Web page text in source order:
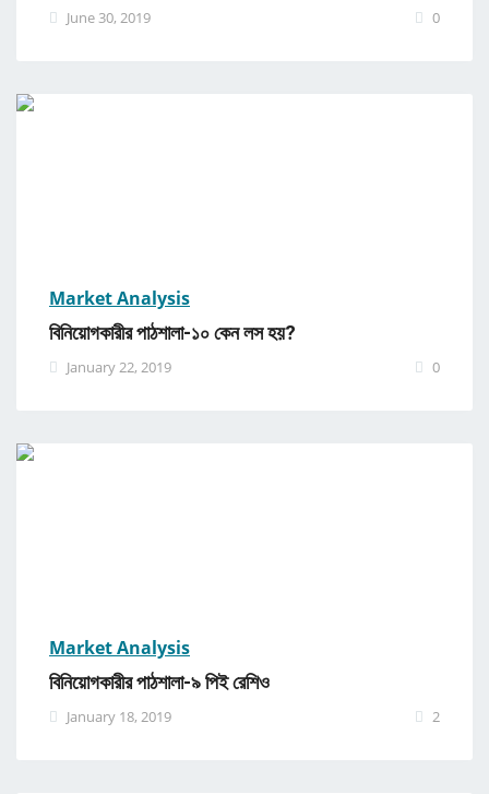
June 30, 2019 0
Market Analysis
বিনিয়োগকারীর পাঠশালা-১০ কেন লস হয়?
January 22, 2019 0
Market Analysis
বিনিয়োগকারীর পাঠশালা-৯ পিই রেশিও
January 18, 2019 2